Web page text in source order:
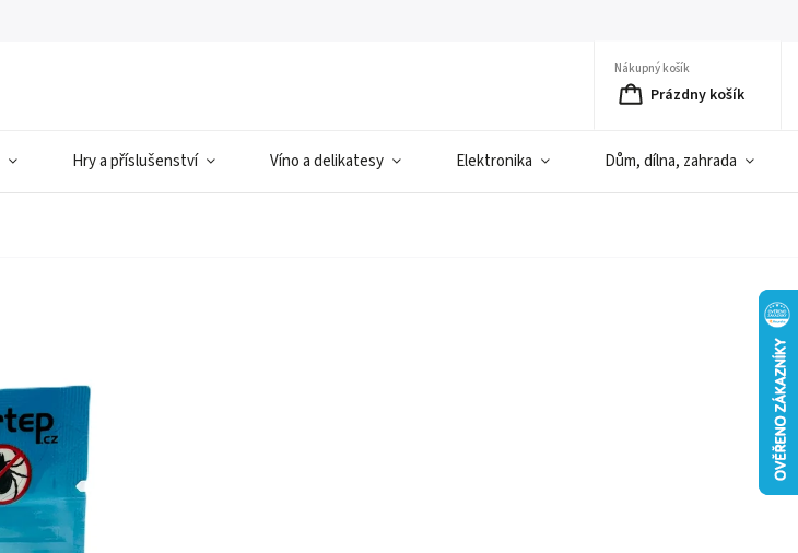
Nákupný košík
Prázdny košík
Hry a příslušenství Víno a delikatesy Elektronika Dům, dílna, zahrada